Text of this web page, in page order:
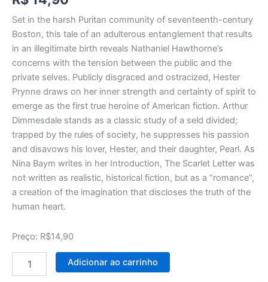
Set in the harsh Puritan community of seventeenth-century
Boston, this tale of an adulterous entanglement that results
in an illegitimate birth reveals Nathaniel Hawthorne’s
concerns with the tension between the public and the
private selves. Publicly disgraced and ostracized, Hester
Prynne draws on her inner strength and certainty of spirit to
emerge as the first true heroine of American fiction. Arthur
Dimmesdale stands as a classic study of a seld divided;
trapped by the rules of society, he suppresses his passion
and disavows his lover, Hester, and their daughter, Pearl. As
Nina Baym writes in her Introduction, The Scarlet Letter was
not written as realistic, historical fiction, but as a “romance”,
a creation of the imagination that discloses the truth of the
human heart.
Preço: R$14,90
Adicionar ao carrinho